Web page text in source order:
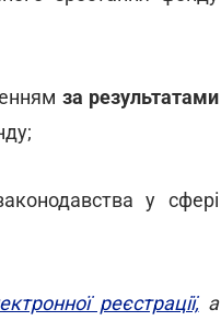
за результатами
у сфері
реєстрації,а